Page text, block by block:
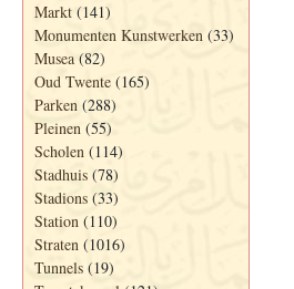
Markt (141)
Monumenten Kunstwerken (33)
Musea (82)
Oud Twente (165)
Parken (288)
Pleinen (55)
Scholen (114)
Stadhuis (78)
Stadions (33)
Station (110)
Straten (1016)
Tunnels (19)